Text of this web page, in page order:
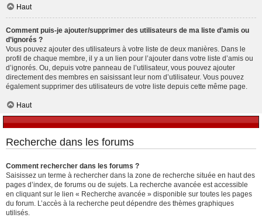
Haut
Comment puis-je ajouter/supprimer des utilisateurs de ma liste d’amis ou
d’ignorés ?
Vous pouvez ajouter des utilisateurs à votre liste de deux manières. Dans le
profil de chaque membre, il y a un lien pour l’ajouter dans votre liste d’amis ou
d’ignorés. Ou, depuis votre panneau de l’utilisateur, vous pouvez ajouter
directement des membres en saisissant leur nom d’utilisateur. Vous pouvez
également supprimer des utilisateurs de votre liste depuis cette même page.
Haut
Recherche dans les forums
Comment rechercher dans les forums ?
Saisissez un terme à rechercher dans la zone de recherche située en haut des
pages d’index, de forums ou de sujets. La recherche avancée est accessible
en cliquant sur le lien « Recherche avancée » disponible sur toutes les pages
du forum. L’accès à la recherche peut dépendre des thèmes graphiques
utilisés.